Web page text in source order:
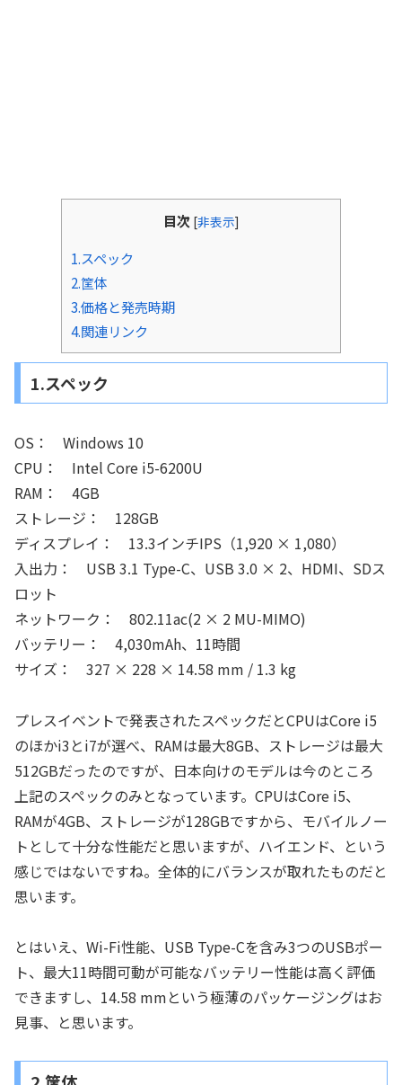
目次 [非表示]
1.スペック
2.筐体
3.価格と発売時期
4.関連リンク
1.スペック
OS： Windows 10
CPU： Intel Core i5-6200U
RAM： 4GB
ストレージ： 128GB
ディスプレイ： 13.3インチIPS（1,920 × 1,080）
入出力： USB 3.1 Type-C、USB 3.0 × 2、HDMI、SDス
ロット
ネットワーク： 802.11ac(2 × 2 MU-MIMO)
バッテリー： 4,030mAh、11時間
サイズ： 327 × 228 × 14.58 mm / 1.3 kg
プレスイベントで発表されたスペックだとCPUはCore i5
のほかi3とi7が選べ、RAMは最大8GB、ストレージは最大
512GBだったのですが、日本向けのモデルは今のところ
上記のスペックのみとなっています。CPUはCore i5、
RAMが4GB、ストレージが128GBですから、モバイルノー
トとして十分な性能だと思いますが、ハイエンド、という
感じではないですね。全体的にバランスが取れたものだと
思います。
とはいえ、Wi-Fi性能、USB Type-Cを含み3つのUSBポー
ト、最大11時間可動が可能なバッテリー性能は高く評価
できますし、14.58 mmという極薄のパッケージングはお
見事、と思います。